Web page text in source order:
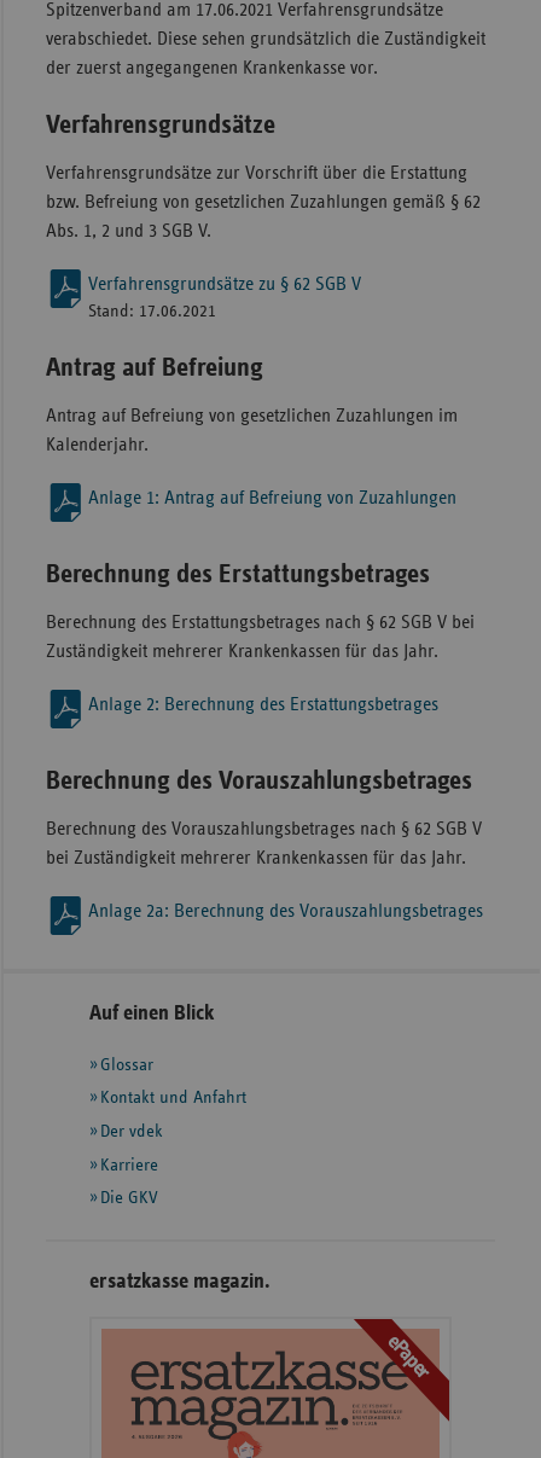
Spitzenverband am 17.06.2021 Verfahrensgrundsätze
verabschiedet. Diese sehen grundsätzlich die Zuständigkeit
der zuerst angegangenen Krankenkasse vor.
Verfahrensgrundsätze
Verfahrensgrundsätze zur Vorschrift über die Erstattung
bzw. Befreiung von gesetzlichen Zuzahlungen gemäß § 62
Abs. 1, 2 und 3 SGB V.
Verfahrensgrundsätze zu § 62 SGB V
Stand: 17.06.2021
Antrag auf Befreiung
Antrag auf Befreiung von gesetzlichen Zuzahlungen im
Kalenderjahr.
Anlage 1: Antrag auf Befreiung von Zuzahlungen
Berechnung des Erstattungsbetrages
Berechnung des Erstattungsbetrages nach § 62 SGB V bei
Zuständigkeit mehrerer Krankenkassen für das Jahr.
Anlage 2: Berechnung des Erstattungsbetrages
Berechnung des Vorauszahlungsbetrages
Berechnung des Vorauszahlungsbetrages nach § 62 SGB V
bei Zuständigkeit mehrerer Krankenkassen für das Jahr.
Anlage 2a: Berechnung des Vorauszahlungsbetrages
Seitennavigation
Seitenleiste
weiteren
Informationen
Auf einen Blick
Glossar
Kontakt und Anfahrt
Der vdek
Karriere
Die GKV
ersatzkasse magazin.
ePaper